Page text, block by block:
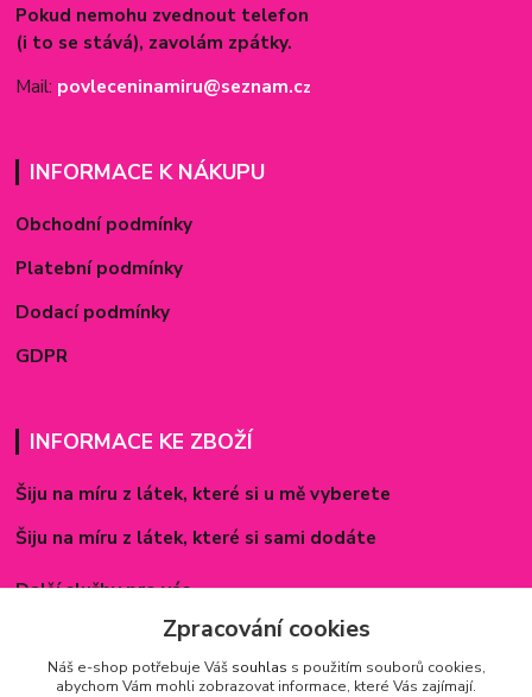
Pokud nemohu zvednout telefon
(i to se stává), zavolám zpátky.
Mail: povleceninamiru@seznam.cz
INFORMACE K NÁKUPU
Obchodní podmínky
Platební podmínky
Dodací podmínky
GDPR
INFORMACE KE ZBOŽÍ
Šiju na míru z látek, které si u mě vyberete
Šiju na míru z látek, které si sami dodáte
Další služby pro vás
Způsoby zapínání povlečení
Rozměry prostěradel
Zpracování cookies
Náš e-shop potřebuje Váš souhlas s použitím souborů cookies,
abychom Vám mohli zobrazovat informace, které Vás zajímají.